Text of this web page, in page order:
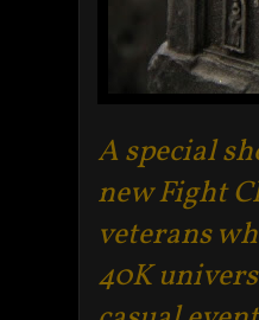
A special
new Fight
veterans
40K